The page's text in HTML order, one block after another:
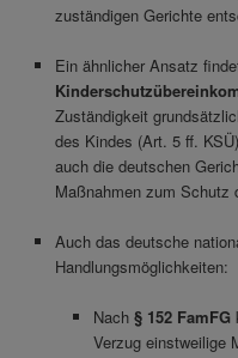
zuständigen Gerichte
Ein ähnlicher Ansatz
Zuständigkeit
des Kindes (Art. 5 ff.
auch die deutschen
Maßnahmen zum Schutz
Auch das deutsche
Handlungsmöglichkeiten:
Nach§ 152 FamFG
Verzug einstweilige